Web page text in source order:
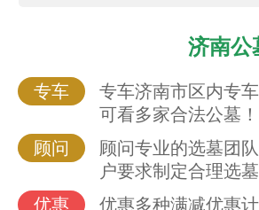
济南公
专车
专车济南市区内专
可看多家合法公墓！
顾问
顾问专业的选墓团
户要求制定合理选
优惠
优惠多种满减优惠